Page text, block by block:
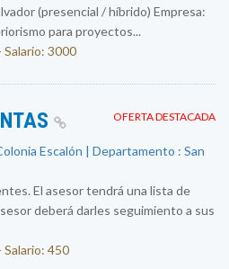
(presencial / híbrido) Empresa:
para proyectos...
3000
OFERTA DESTACADA
Escalón | Departamento : San
El asesor tendrá una lista de
deberá darles seguimiento a sus
450